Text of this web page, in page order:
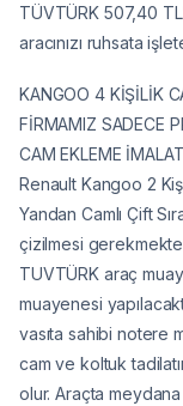
TÜVTÜRK 507,40
aracınızı ruhsata
KANGOO 4 KİŞİLİK
FİRMAMIZ SADECE
CAM EKLEME
Renault Kangoo 2
Yandan Camlı Çift
çizilmesi
TUVTÜRK araç
muayenesi
vasıta sahibi notere
cam ve koltuk
olur. Araçta